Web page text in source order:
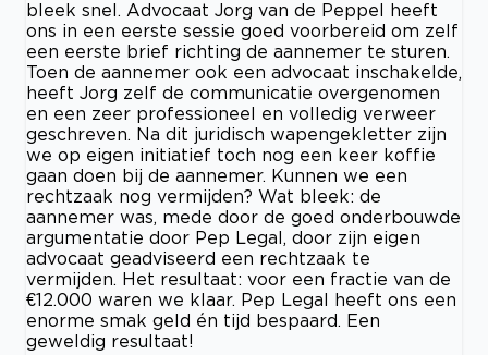
bleek snel. Advocaat Jorg van de Peppel heeft
ons in een eerste sessie goed voorbereid om zelf
een eerste brief richting de aannemer te sturen.
Toen de aannemer ook een advocaat inschakelde,
heeft Jorg zelf de communicatie overgenomen
en een zeer professioneel en volledig verweer
geschreven. Na dit juridisch wapengekletter zijn
we op eigen initiatief toch nog een keer koffie
gaan doen bij de aannemer. Kunnen we een
rechtzaak nog vermijden? Wat bleek: de
aannemer was, mede door de goed onderbouwde
argumentatie door Pep Legal, door zijn eigen
advocaat geadviseerd een rechtzaak te
vermijden. Het resultaat: voor een fractie van de
€12.000 waren we klaar. Pep Legal heeft ons een
enorme smak geld én tijd bespaard. Een
geweldig resultaat!